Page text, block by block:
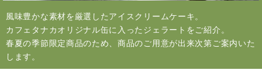
風味豊かな素材を厳選したアイスクリームケーキ。
カフェタナカオリジナル缶に入ったジェラートをご紹介。
春夏の季節限定商品のため、商品のご用意が出来次第ご案内いた
します。